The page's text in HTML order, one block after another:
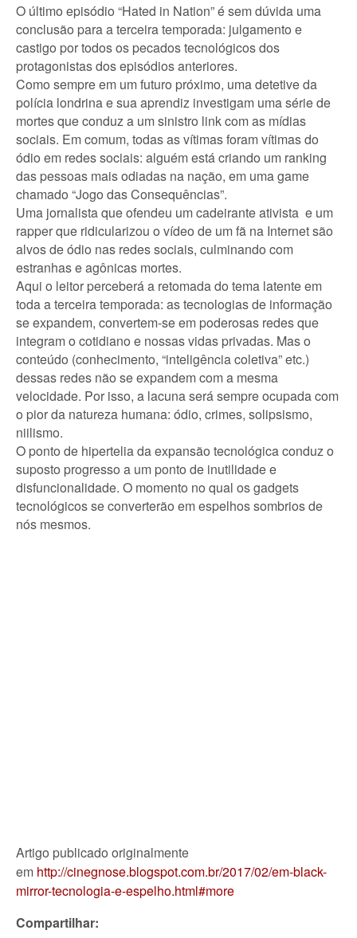
O último episódio “Hated in Nation” é sem dúvida uma
conclusão para a terceira temporada: julgamento e
castigo por todos os pecados tecnológicos dos
protagonistas dos episódios anteriores.
Como sempre em um futuro próximo, uma detetive da
polícia londrina e sua aprendiz investigam uma série de
mortes que conduz a um sinistro link com as mídias
sociais. Em comum, todas as vítimas foram vítimas do
ódio em redes sociais: alguém está criando um ranking
das pessoas mais odiadas na nação, em uma game
chamado “Jogo das Consequências”.
Uma jornalista que ofendeu um cadeirante ativista e um
rapper que ridicularizou o vídeo de um fã na Internet são
alvos de ódio nas redes sociais, culminando com
estranhas e agônicas mortes.
Aqui o leitor perceberá a retomada do tema latente em
toda a terceira temporada: as tecnologias de informação
se expandem, convertem-se em poderosas redes que
integram o cotidiano e nossas vidas privadas. Mas o
conteúdo (conhecimento, “inteligência coletiva” etc.)
dessas redes não se expandem com a mesma
velocidade. Por isso, a lacuna será sempre ocupada com
o pior da natureza humana: ódio, crimes, solipsismo,
niilismo.
O ponto de hipertelia da expansão tecnológica conduz o
suposto progresso a um ponto de inutilidade e
disfuncionalidade. O momento no qual os gadgets
tecnológicos se converterão em espelhos sombrios de
nós mesmos.
Artigo publicado originalmente
em http://cinegnose.blogspot.com.br/2017/02/em-black-
mirror-tecnologia-e-espelho.html#more
Compartilhar: